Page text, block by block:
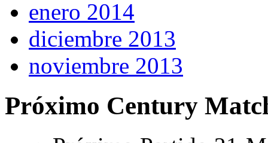
enero 2014
diciembre 2013
noviembre 2013
Próximo Century